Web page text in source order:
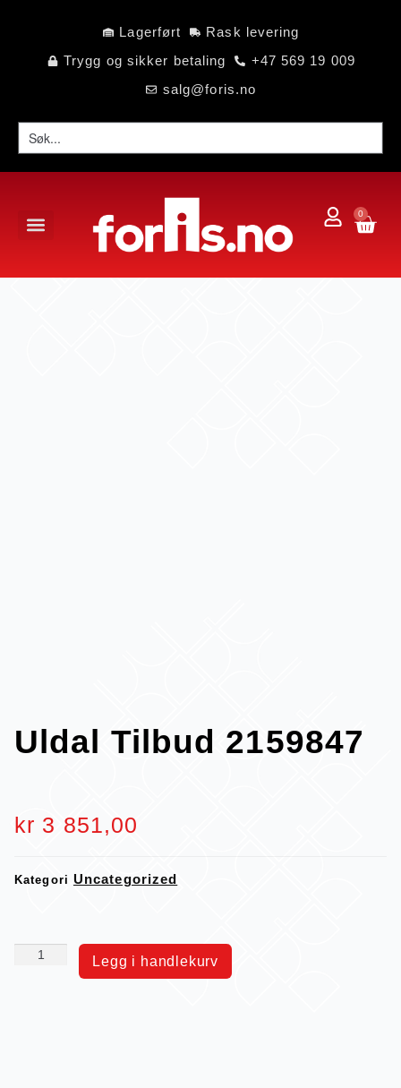
Lagerført
Rask levering
Trygg og sikker betaling
+47 569 19 009
salg@foris.no
0
Uldal Tilbud 2159847
kr 3 851,00
Kategori Uncategorized
Legg i handlekurv